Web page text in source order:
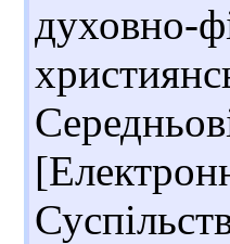
духовно-